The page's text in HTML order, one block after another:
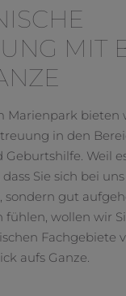
MIT
Marienpark bieten
in den
Geburtshilfe. Weil
Sie sich bei
sondern gut
wollen wir
Fachgebiete
aufs Ganze.